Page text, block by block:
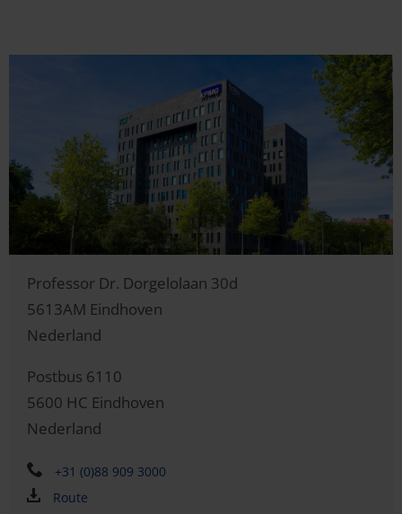
Professor Dr. Dorgelolaan 30d
5613AM Eindhoven
Nederland
Postbus 6110
5600 HC Eindhoven
Nederland
+31 (0)88 909 3000
Route